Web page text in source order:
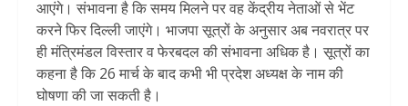
आएंगे। संभावना है कि समय मिलने पर वह केंद्रीय नेताओं से भेंट
करने फिर दिल्ली जाएंगे। भाजपा सूत्रों के अनुसार अब नवरात्र पर
ही मंत्रिमंडल विस्तार व फेरबदल की संभावना अधिक है। सूत्रों का
कहना है कि 26 मार्च के बाद कभी भी प्रदेश अध्यक्ष के नाम की
घोषणा की जा सकती है।